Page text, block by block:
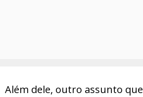
Além dele, outro assunto